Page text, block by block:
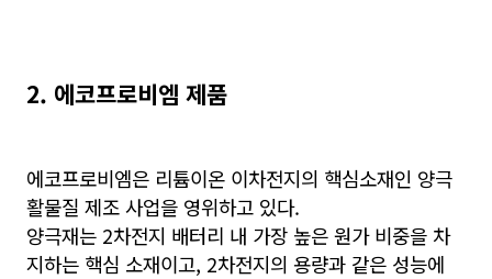
2. 에코프로비엠 제품
에코프로비엠은 리튬이온 이차전지의 핵심소재인 양극
활물질 제조 사업을 영위하고 있다.
양극재는 2차전지 배터리 내 가장 높은 원가 비중을 차
지하는 핵심 소재이고, 2차전지의 용량과 같은 성능에